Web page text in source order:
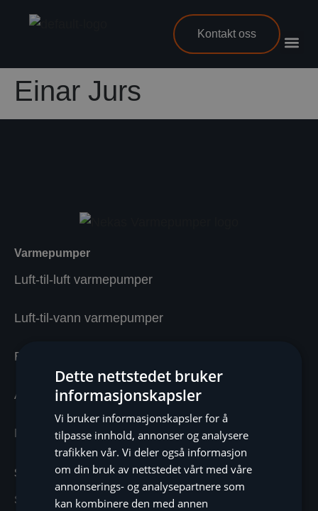
Kontakt oss
Einar Jurs
Varmepumper
Luft-til-luft varmepumper
Luft-til-vann varmepumper
Bergvarmepumper
Avtrekksvarmepumper
Næringsbygg
Service
Service varmepumpe
Dette nettstedet bruker
informasjonskapsler
Vi bruker informasjonskapsler for å
tilpasse innhold, annonser og analysere
trafikken vår. Vi deler også informasjon
om din bruk av nettstedet vårt med våre
annonserings- og analysepartnere som
kan kombinere den med annen